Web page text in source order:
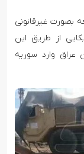
بصورت غیرقانونی
از طریق این
عراق وارد سوریه